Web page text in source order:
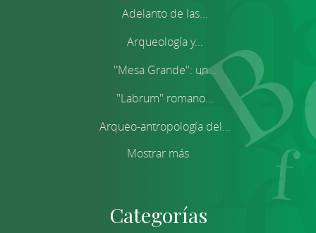
Adelanto de las...
Arqueología y...
''Mesa Grande'': un...
''Labrum'' romano...
Arqueo-antropología del...
Mostrar más
Categorías